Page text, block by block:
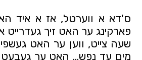
ס'דא א ווערטל, אז א איד
פארקינג ער האט זיך געדרייט
שעה צייט, ווען ער האט
מים עד נפש… האט ער